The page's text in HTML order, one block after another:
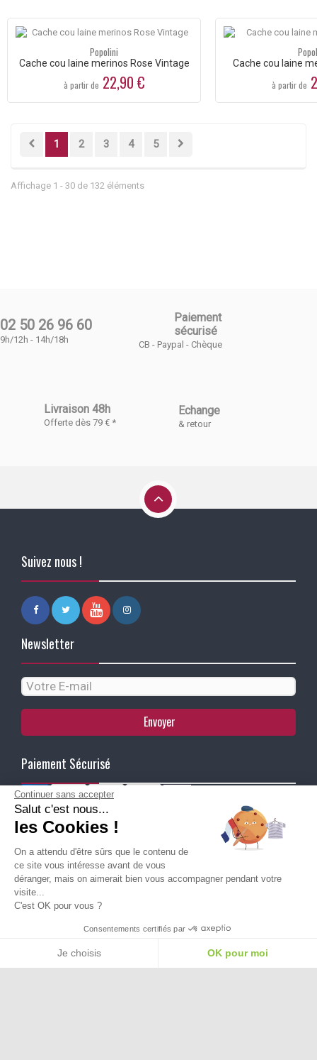
Besoin d'aide pour choisir une
taille ou une pointure ?
Popolini
Cache cou laine merinos Rose Vintage
à partir de 22,90 €
Cache cou laine
à partir de
1 2 3 4 5
Affichage 1 - 30 de 132 éléments
02 50 26 96 60
9h/12h - 14h/18h
Paiement
sécurisé
CB - Paypal - Chèque
Livraison 48h
Offerte dès 79 € *
Echange
& retour
Suivez nous !
Newsletter
Envoyer
Paiement Sécurisé
Ma Livraison
Continuer sans accepter
Salut c'est nous...
les Cookies !
On a attendu d'être sûrs que le contenu de
ce site vous intéresse avant de vous
déranger, mais on aimerait bien vous accompagner pendant votre
visite...
C'est OK pour vous ?
Consentements certifiés par
Je choisis OK pour moi